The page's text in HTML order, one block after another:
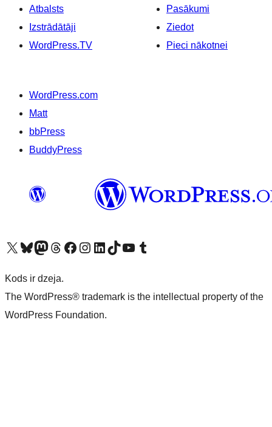
Atbalsts
Izstrādātāji
WordPress.TV
Pasākumi
Ziedot
Pieci nākotnei
WordPress.com
Matt
bbPress
BuddyPress
Apmeklējiet mūsu X (agrāk Twitter) kontu
Apmeklējiet mūsu Bluesky kontu
Apmeklējiet mūsu Mastodon kontu
Apmeklējiet mūsu Threads kontu
Apmeklējiet mūsu Facebook lapuApmeklējiet mūsu Instagram kontu
Apmeklējiet mūsu LinkedIn kontu
Apmeklējiet mūsu TikTok kontu
Apmeklējiet mūsu YouTube kanālu
Apmeklējiet mūsu Tumblr kontu
Kods ir dzeja.
The WordPress® trademark is the intellectual property of the
WordPress Foundation.